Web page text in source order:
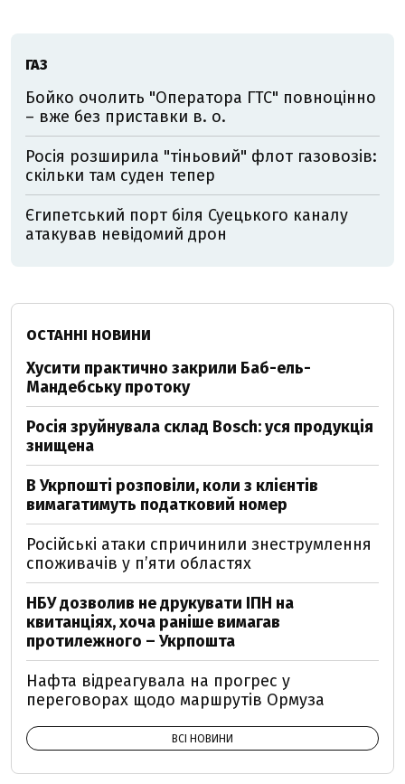
ГАЗ
Бойко очолить "Оператора ГТС" повноцінно
– вже без приставки в. о.
Росія розширила "тіньовий" флот газовозів:
скільки там суден тепер
Єгипетський порт біля Суецького каналу
атакував невідомий дрон
ОСТАННІ НОВИНИ
Хусити практично закрили Баб-ель-
Мандебську протоку
Росія зруйнувала склад Bosch: уся продукція
знищена
В Укрпошті розповіли, коли з клієнтів
вимагатимуть податковий номер
Російські атаки спричинили знеструмлення
споживачів у п’яти областях
НБУ дозволив не друкувати ІПН на
квитанціях, хоча раніше вимагав
протилежного – Укрпошта
Нафта відреагувала на прогрес у
переговорах щодо маршрутів Ормуза
ВСІ НОВИНИ